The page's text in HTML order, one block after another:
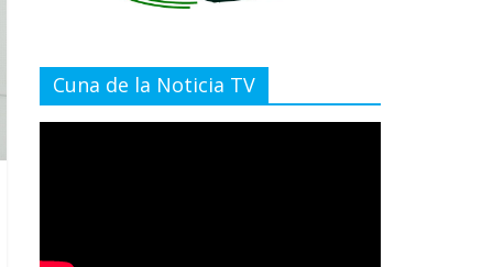
Cuna de la Noticia TV